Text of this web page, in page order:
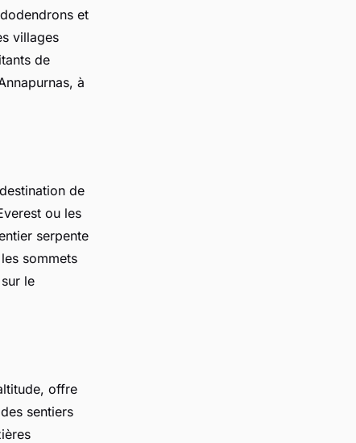
et
villages
de
à
de
ou les
serpente
sommets
le
offre
sentiers